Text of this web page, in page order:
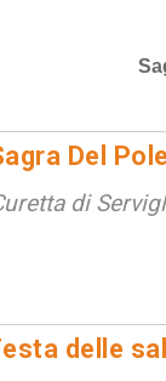
Del
di
delle